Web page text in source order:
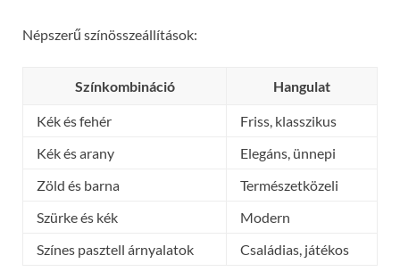
Népszerű színösszeállítások:
Színkombináció Hangulat
Kék és fehér
Friss, klasszikus
Kék és arany
Elegáns, ünnepi
Zöld és barna
Természetközeli
Szürke és kék
Modern
Színes pasztell árnyalatok
Családias, játékos